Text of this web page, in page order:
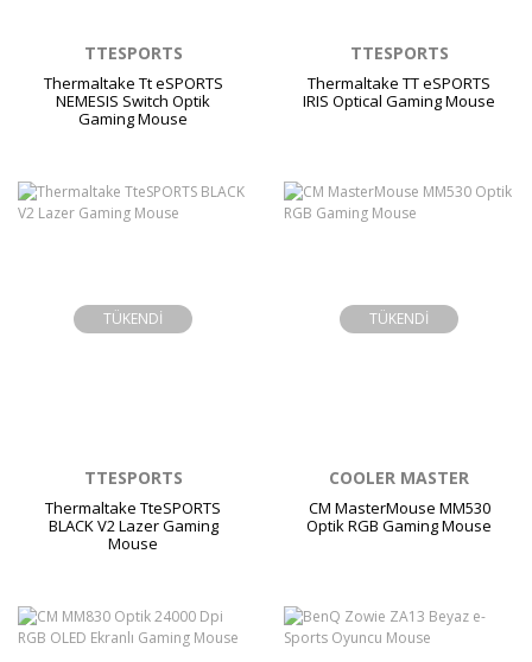
TTESPORTS
Thermaltake Tt eSPORTS
NEMESIS Switch Optik
Gaming Mouse
TTESPORTS
Thermaltake TT eSPORTS
IRIS Optical Gaming Mouse
TÜKENDİ
TTESPORTS
Thermaltake TteSPORTS
BLACK V2 Lazer Gaming
Mouse
TÜKENDİ
COOLER MASTER
CM MasterMouse MM530
Optik RGB Gaming Mouse